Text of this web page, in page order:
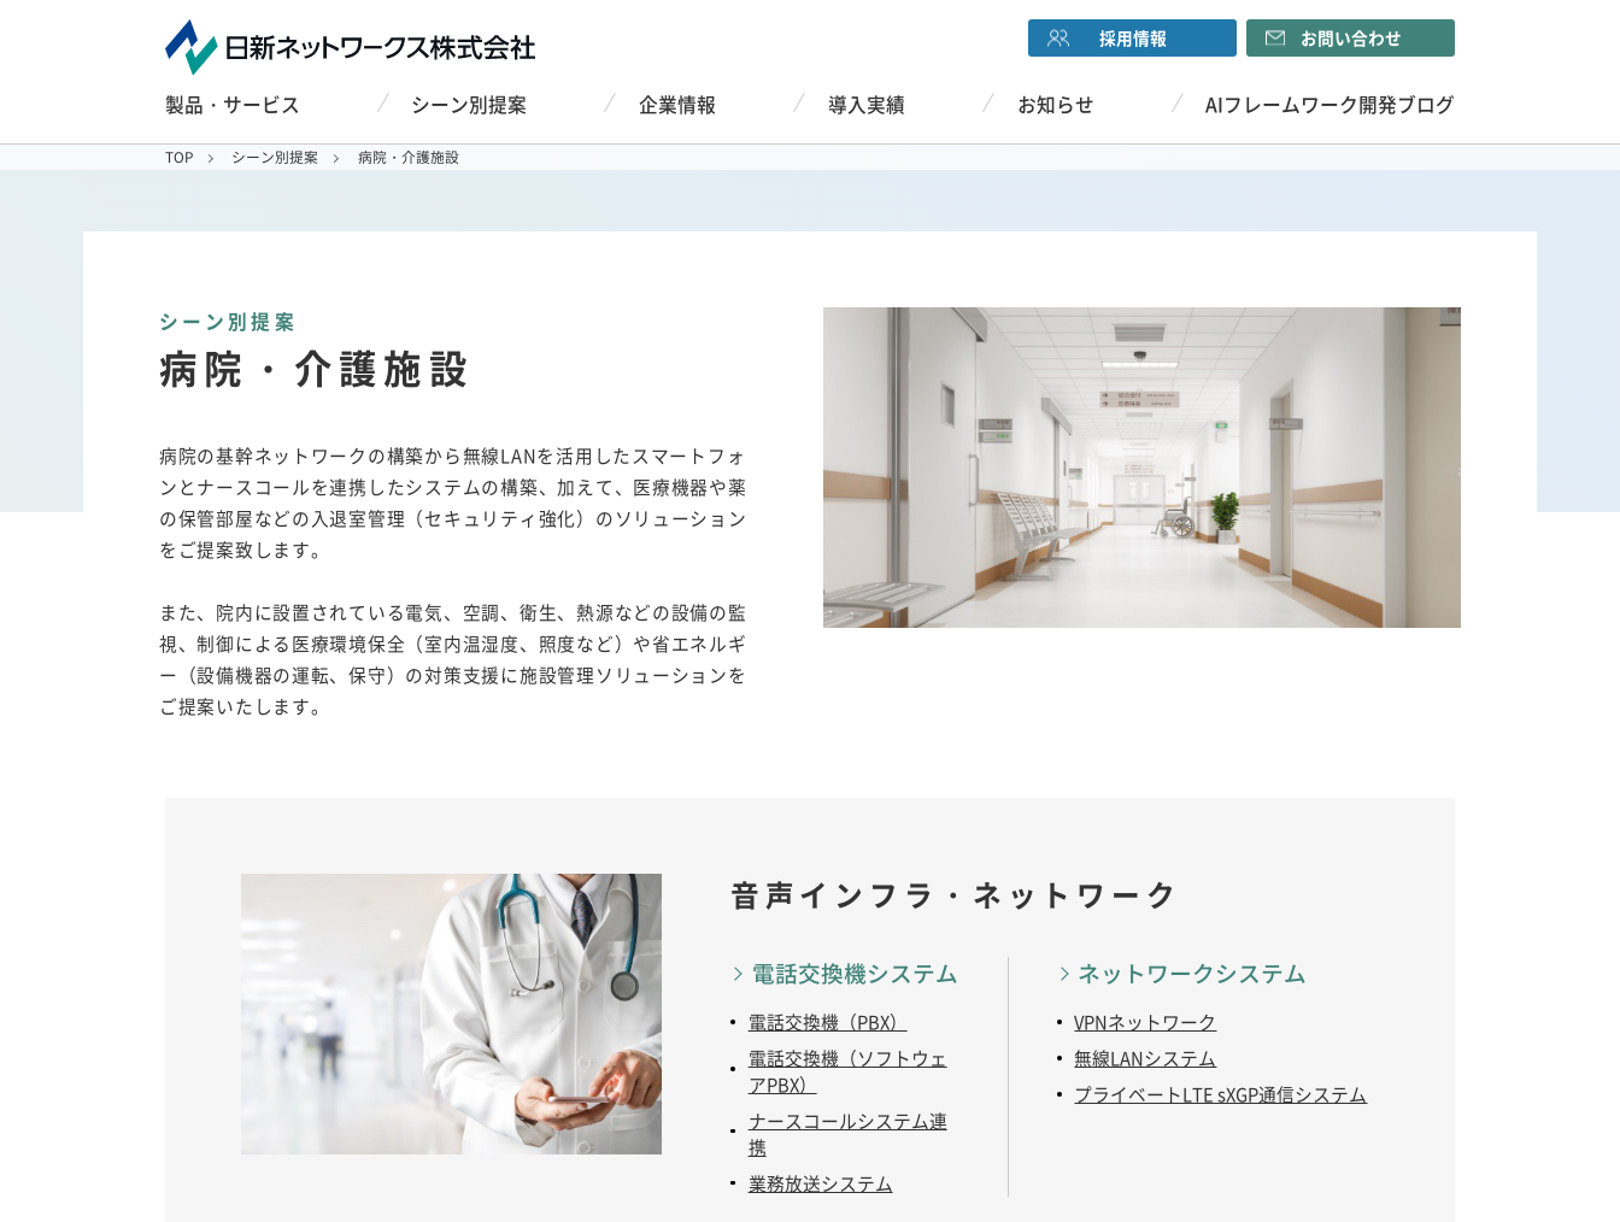
採用情報 お問い合わせ
製品・サービス シーン別提案 企業情報 導入実績 お知らせ AIフレームワーク開発ブログ
TOP シーン別提案 病院・介護施設
シーン別提案
病院・介護施設
病院の基幹ネットワークの構築から無線LANを活用したスマートフォ
ンとナースコールを連携したシステムの構築、加えて、医療機器や薬
の保管部屋などの入退室管理（セキュリティ強化）のソリューション
をご提案致します。
また、院内に設置されている電気、空調、衛生、熱源などの設備の監
視、制御による医療環境保全（室内温湿度、照度など）や省エネルギ
ー（設備機器の運転、保守）の対策支援に施設管理ソリューションを
ご提案いたします。
音声インフラ・ネットワーク
電話交換機システム
電話交換機（PBX）
電話交換機（ソフトウェ
アPBX）
ナースコールシステム連
携
業務放送システム
ネットワークシステム
VPNネットワーク
無線LANシステム
プライベートLTE sXGP通信システム